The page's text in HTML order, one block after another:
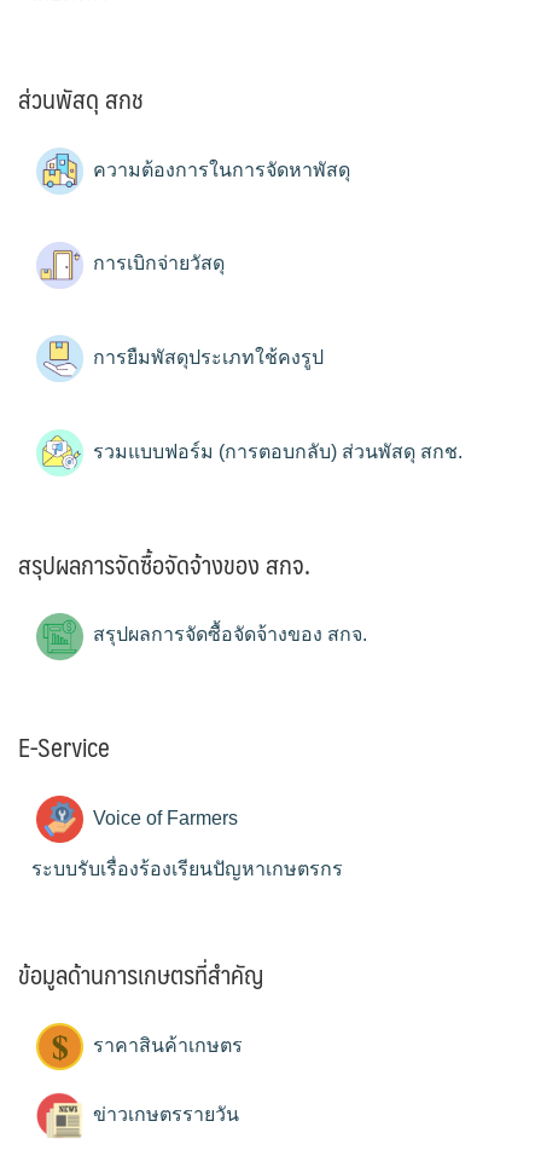
ส่วนพัสดุ สกช
ความต้องการในการจัดหาพัสดุ
การเบิกจ่ายวัสดุ
การยืมพัสดุประเภทใช้คงรูป
รวมแบบฟอร์ม (การตอบกลับ) ส่วนพัสดุ สกช.
สรุปผลการจัดซื้อจัดจ้างของ สกจ.
สรุปผลการจัดซื้อจัดจ้างของ สกจ.
E-Service
Voice of Farmers
ระบบรับเรื่องร้องเรียนปัญหาเกษตรกร
ข้อมูลด้านการเกษตรที่สำคัญ
ราคาสินค้าเกษตร
ข่าวเกษตรรายวัน